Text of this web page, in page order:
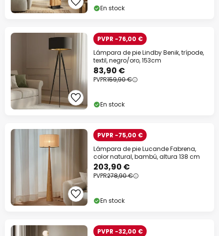
En stock
PVPR -76,00 €
Lámpara de pie Lindby Benik, trípode,
textil, negro/oro, 153cm
83,90 €
PVPR159,90 €
En stock
PVPR -75,00 €
Lámpara de pie Lucande Fabrena,
color natural, bambú, altura 138 cm
203,90 €
PVPR278,90 €
En stock
PVPR -32,00 €